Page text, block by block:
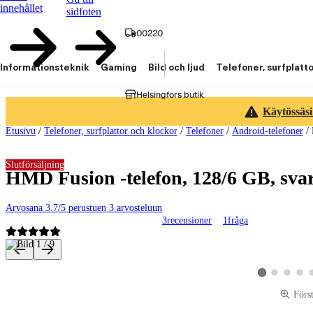
innehållet
sidfoten
00220
Helsingfors butik
Informationsteknik Gaming Bild och ljud Telefoner,
Etusivu / Telefoner, surfplattor och klockor / Telefoner / Android-telefoner /
HMD Fusion -telefon, 128/6 GB,
Arvosana 3.7/5 perustuen 3 arvosteluun
3recensioner 1fråga
Slutförsäljning
Produktbilder och videor
Visa produktbild
Visa produktbild
Visa Visa